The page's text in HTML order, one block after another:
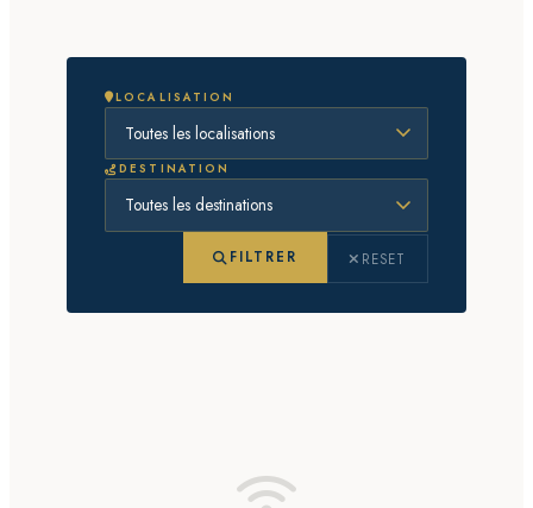
LOCALISATION
DESTINATION
FILTRER RESET